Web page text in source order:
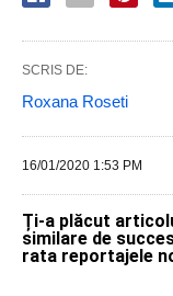
SCRIS DE:
Roxana Roseti
16/01/2020 1:53 PM
Ți-a plăcut
similare de
rata reportajele